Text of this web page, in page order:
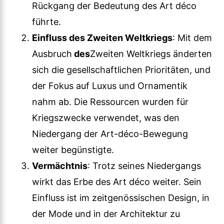
Rückgang der Bedeutung des Art déco
führte.
Einfluss des Zweiten Weltkriegs: Mit dem
Ausbruch desZweiten Weltkriegs änderten
sich die gesellschaftlichen Prioritäten, und
der Fokus auf Luxus und Ornamentik
nahm ab. Die Ressourcen wurden für
Kriegszwecke verwendet, was den
Niedergang der Art-déco-Bewegung
weiter begünstigte.
Vermächtnis: Trotz seines Niedergangs
wirkt das Erbe des Art déco weiter. Sein
Einfluss ist im zeitgenössischen Design, in
der Mode und in der Architektur zu